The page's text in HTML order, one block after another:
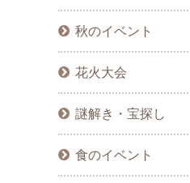
秋のイベント
花火大会
謎解き・宝探し
食のイベント